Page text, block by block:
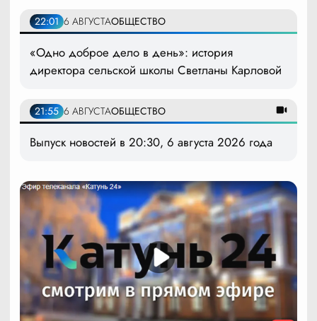
22:01 6 АВГУСТАОБЩЕСТВО
«Одно доброе дело в день»: история
директора сельской школы Светланы Карловой
21:55 6 АВГУСТАОБЩЕСТВО
Выпуск новостей в 20:30, 6 августа 2026 года